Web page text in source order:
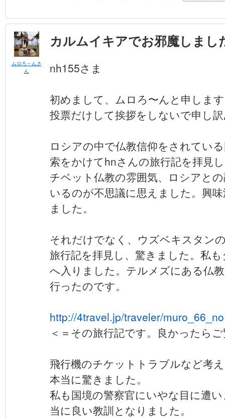
ムロろ～んさ
ん
カルムイキアでお邪魔しまし
nh155さま
初めまして、ムロろ〜んと申しま
投票だけして挨拶をしないで申し
ロシアの中で仏教信仰をされてい
索をかけてhnさんの旅行記を拝見
チベット仏教の雰囲気、ロシアと
いるのが不思議に思えました。興
ました。
それだけでなく、ウズベキスタン
旅行記を拝見し、驚きました。私
へ入りました。テルメズにある仏
行ったのです。
http://4travel.jp/traveler/
＜＝その旅行記です。良かったら
飛行機のチケットトラブルなど考
本当に驚きました。
私も国境の警察官にいやな目に遭
当に良い教訓となりました。